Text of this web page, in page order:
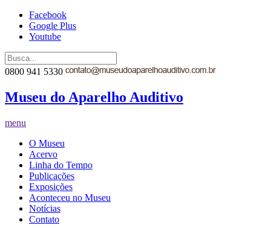
Facebook
Google Plus
Youtube
0800 941 5330
Museu do Aparelho Auditivo
menu
O Museu
Acervo
Linha do Tempo
Publicações
Exposições
Aconteceu no Museu
Notícias
Contato